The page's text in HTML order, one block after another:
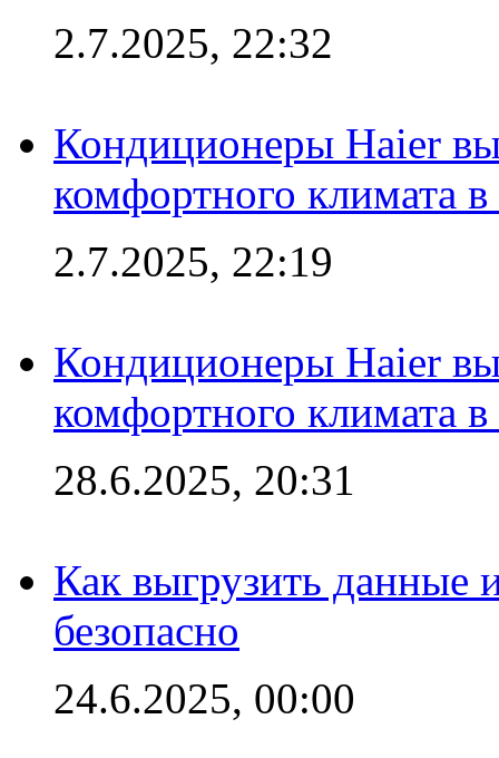
2.7.2025, 22:32
Кондиционеры Haier
комфортного климата
2.7.2025, 22:19
Кондиционеры Haier
комфортного климата
28.6.2025, 20:31
Как выгрузить данные
безопасно
24.6.2025, 00:00